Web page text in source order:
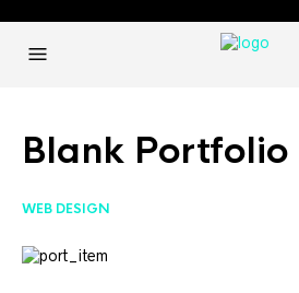
Blank Portfolio
WEB DESIGN